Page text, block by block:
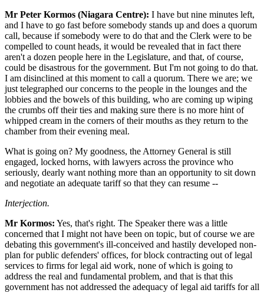
Mr Peter Kormos (Niagara Centre): I have but nine minutes left,
and I have to go fast before somebody stands up and does a quorum
call, because if somebody were to do that and the Clerk were to be
compelled to count heads, it would be revealed that in fact there
aren't a dozen people here in the Legislature, and that, of course,
could be disastrous for the government. But I'm not going to do that.
I am disinclined at this moment to call a quorum. There we are; we
just telegraphed our concerns to the people in the lounges and the
lobbies and the bowels of this building, who are coming up wiping
the crumbs off their ties and making sure there is no more hint of
whipped cream in the corners of their mouths as they return to the
chamber from their evening meal.
What is going on? My goodness, the Attorney General is still
engaged, locked horns, with lawyers across the province who
seriously, dearly want nothing more than an opportunity to sit down
and negotiate an adequate tariff so that they can resume --
Interjection.
Mr Kormos: Yes, that's right. The Speaker there was a little
concerned that I might not have been on topic, but of course we are
debating this government's ill-conceived and hastily developed non-
plan for public defenders' offices, for block contracting out of legal
services to firms for legal aid work, none of which is going to
address the real and fundamental problem, and that is that this
government has not addressed the adequacy of legal aid tariffs for all